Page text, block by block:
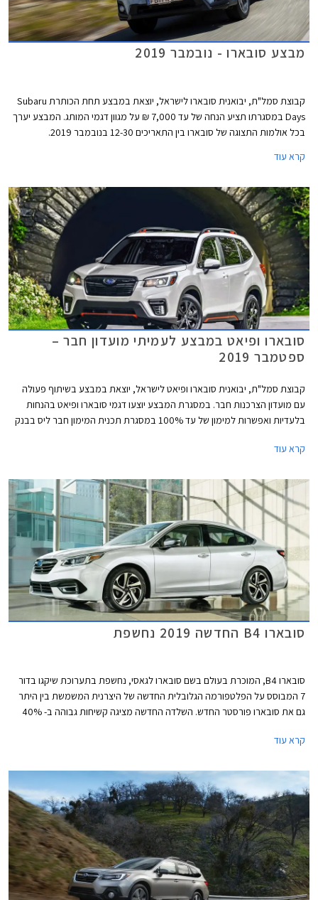
מבצע סובארו - נובמבר 2019
קבוצת סמל"ת, יבואנית סובארו לישראל, יוצאת במבצע תחת הכותרת Subaru
Days במסגרתו תציע הנחה של עד 7,000 ₪ על מגוון דגמי המותג. המבצע יערך
בכל אולמות התצוגה של סובארו בין התאריכים 12-30 בנובמבר 2019.
קרא עוד
סובארו ופיאט במבצע לעמיתי מועדון חבר –
ספטמבר 2019
קבוצת סמל"ת, יבואנית סובארו ופיאט לישראל, יוצאת במבצע בשיתוף פעולה
עם מועדון הצרכנות חבר. במסגרת המבצע יוצעו דגמי סובארו ופיאט בהנחות
בלעדיות ואפשרות למימון של עד 100% במסגרת תכנית המימון חבר ליס בבנק
אולמות התצוגה של סובארו ופיאט ברחבי הארץ.
קרא עוד
סובארו B4 החדשה 2019 נחשפת
סובארו B4, המוכרת בעולם בשם סובארו לגאסי, נחשפת בתערוכת שיקגו בדור
7 המבוסס על הפלטפורמה הגלובלית החדשה של היצרנית המשמשת בין היתר
גם את סובארו פורסטר החדש. השלדה החדשה מציגה קשיחות גבוהה ב- 40%
קרא עוד